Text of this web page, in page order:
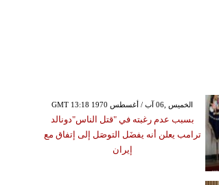
GMT 13:18 1970 الخميس ,06 آب / أغسطس
بسبب عدم رغبته في "قتل الناس"دونالد
ترامب يعلن أنه يفضَل التوصَل إلى إتفاق مع
إيران